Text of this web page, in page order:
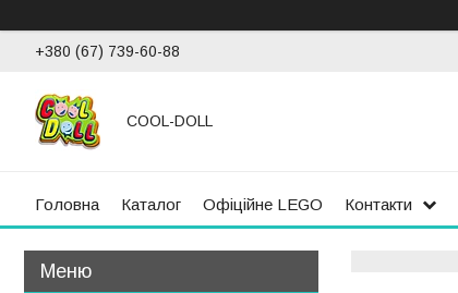
+380 (67) 739-60-88
COOL-DOLL
Головна Каталог Офіційне LEGO Контакти